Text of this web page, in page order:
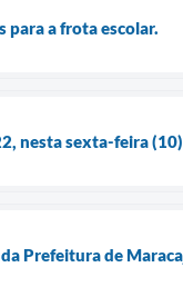
para a frota escolar.
nesta sexta-feira
Prefeitura de